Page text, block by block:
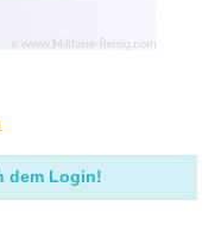
dem Login!